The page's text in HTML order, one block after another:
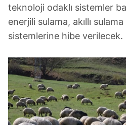
kullanılmaktadır. Diğer çerezler,
kılınması ve kişiselleştirilmesi
reklam/pazarlama faaliyetlerinin
sınırlı olarak açık rızanız
Çerezlere ilişkin tercihlerinizi
vasıtasıyla belirleyebilirsiniz.
için Ayarlar butonuna tıklayabilir,
Metnimiziziyaret edebilirsiniz.
teknoloji odaklı sistemler
enerjili sulama, akıllı
sistemlerine hibe verilecek.